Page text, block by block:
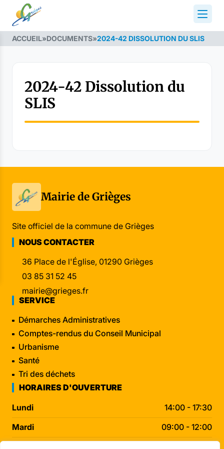
ACCUEIL»DOCUMENTS»2024-42 DISSOLUTION DU SLIS
2024-42 Dissolution du
SLIS
Mairie de Grièges
Site officiel de la commune de Grièges
NOUS CONTACTER
36 Place de l'Église, 01290 Grièges
03 85 31 52 45
mairie@grieges.fr
SERVICE
Démarches Administratives
Comptes-rendus du Conseil Municipal
Urbanisme
Santé
Tri des déchets
HORAIRES D'OUVERTURE
Lundi
14:00 - 17:30
Mardi
09:00 - 12:00